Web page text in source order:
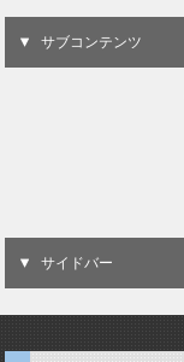
サブコンテンツ
サイドバー